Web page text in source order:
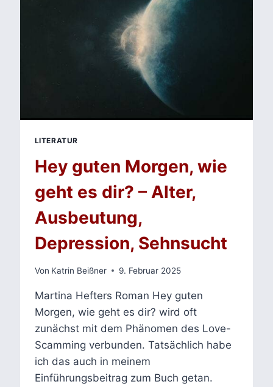
LITERATUR
Hey guten Morgen, wie
geht es dir? – Alter,
Ausbeutung,
Depression, Sehnsucht
Von Katrin Beißner 9. Februar 2025
Martina Hefters Roman Hey guten
Morgen, wie geht es dir? wird oft
zunächst mit dem Phänomen des Love-
Scamming verbunden. Tatsächlich habe
ich das auch in meinem
Einführungsbeitrag zum Buch getan.